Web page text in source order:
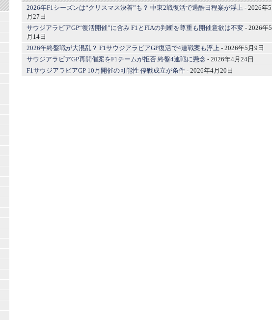
2026年F1シーズンは“クリスマス決着”も？ 中東2戦復活で過酷日程案が浮上 - 2026年5
月27日
サウジアラビアGP“復活開催”に含み F1とFIAの判断を尊重も開催意欲は不変 - 2026年5
月14日
2026年終盤戦が大混乱？ F1サウジアラビアGP復活で4連戦案も浮上 - 2026年5月9日
サウジアラビアGP再開催案をF1チームが拒否 終盤4連戦に懸念 - 2026年4月24日
F1サウジアラビアGP 10月開催の可能性 停戦成立が条件 - 2026年4月20日